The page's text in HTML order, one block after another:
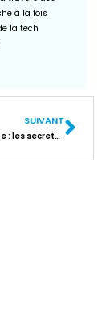
à la fois
la tech
SUIVANT
Plongée futuriste : les secrets d’une veille technologique high-tech réussie